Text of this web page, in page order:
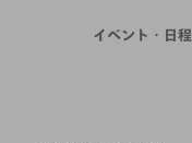
イベント・日程